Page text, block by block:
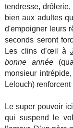
tendresse,
bien aux adultes
d'empoigner leurs
seconds seront
Les clins d’œil à
bonne année
monsieur
Lelouch)
Le super pouvoir
qui suspend le